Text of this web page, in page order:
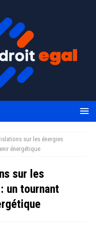
sur les énergies
énergétique
sur les
un tournant